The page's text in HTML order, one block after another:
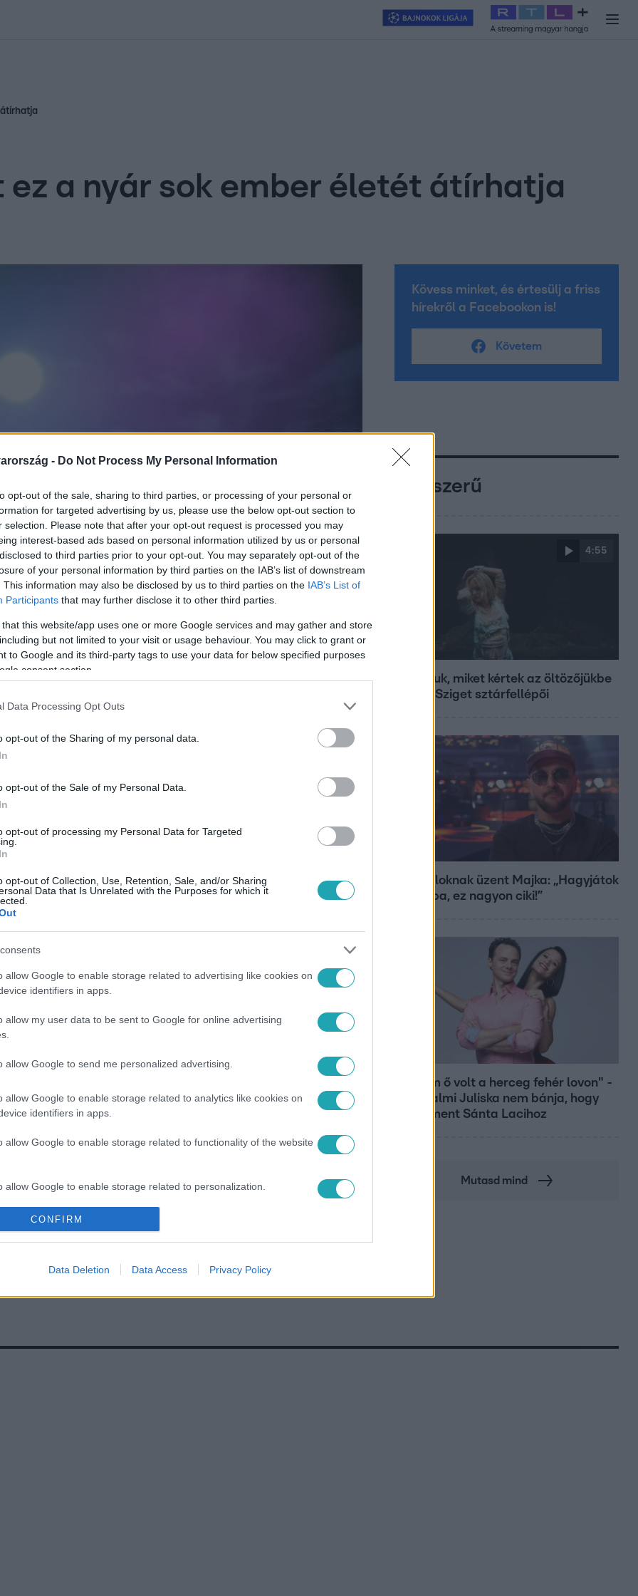
- Do Not Process My Personal Information
opt-out of the sale, sharing to third parties, or processing of your personal or
for targeted advertising by us, please use the below opt-out section to
selection. Please note that after your opt-out request is processed you may
interest-based ads based on personal information utilized by us or personal
to third parties prior to your opt-out. You may separately opt-out of the
of your personal information by third parties on the IAB’s list of downstream
This information may also be disclosed by us to third parties on the IAB’s List of
Participants that may further disclose it to other third parties.
that this website/app uses one or more Google services and may gather and store
but not limited to your visit or usage behaviour. You may click to grant or
to Google and its third-party tags to use your data for below specified purposes
consent section.
Data Processing Opt Outs
opt-out of the Sharing of my personal data.
opt-out of the Sale of my Personal Data.
opt-out of processing my Personal Data for Targeted
opt-out of Collection, Use, Retention, Sale, and/or Sharing
Data that Is Unrelated with the Purposes for which it
allow Google to enable storage related to advertising like cookies on
identifiers in apps.
allow my user data to be sent to Google for online advertising
allow Google to send me personalized advertising.
allow Google to enable storage related to analytics like cookies on
identifiers in apps.
allow Google to enable storage related to functionality of the website
allow Google to enable storage related to personalization.
allow Google to enable storage related to security, including
functionality and fraud prevention, and other user protection.
CONFIRM
Data Deletion Data Access Privacy Policy
Exek csatája 2026 Celeb vagyok, ments ki innen
ez a nyár sok ember életét átírhatja
Link másolása
és napsütésről szólhat. Az
telihold sok emberben indíthat el
hozhat felszínre, amelyekről talán
legyen a Google-találatokban!
HOROSZKÓP # VÁLTOZÁS #INTUITÍV ÉRZÉKELÉS #NYILAS
Kövess minket, és értesülj a friss
hírekről a Facebookon is!
Követem
Népszerű
4:55
Mutatjuk, miket kértek az öltözőjükbe
az idei Sziget sztárfellépői
A fiataloknak üzent Majka: „Hagyjátok
ezt abba, ez nagyon ciki!”
"Nekem ő volt a herceg fehér lovon" -
Széphalmi Juliska nem bánja, hogy
hozzáment Sánta Lacihoz
Mutasd mind